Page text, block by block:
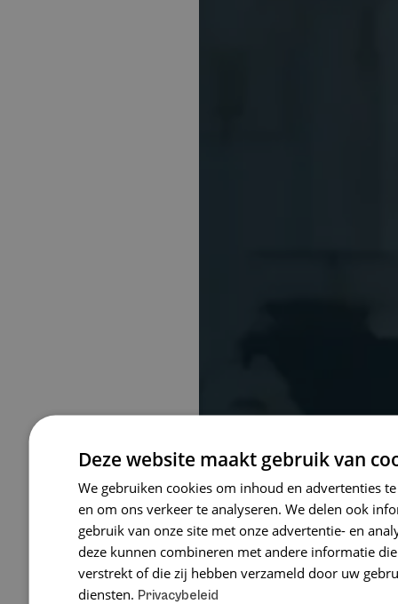
Huisman
en
Koddeweg 29,
Deze website maakt gebruik van
We gebruiken cookies om inhoud en advertenties
en om ons verkeer te analyseren. We delen ook
gebruik van onze site met onze advertentie- en
deze kunnen combineren met andere informatie
verstrekt of die zij hebben verzameld door uw
diensten. Privacybeleid